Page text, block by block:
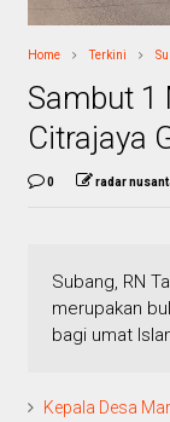
Home Terkini
Sambut 1
Citrajaya
0 radar
Subang, RN
merupakan
bagi umat
Kepala Desa